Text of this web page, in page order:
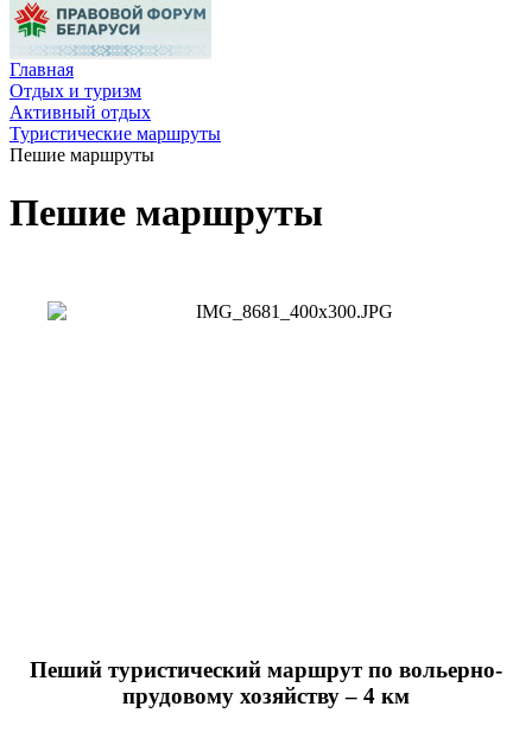
Главная
Отдых и туризм
Активный отдых
Туристические маршруты
Пешие маршруты
Пешие маршруты
Пеший туристический маршрут по вольерно-
прудовому хозяйству – 4 км